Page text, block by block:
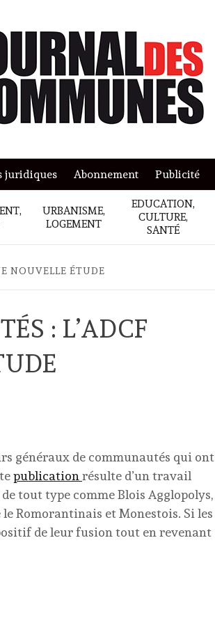
juridiques Abonnement Publicité
URBANISME,
LOGEMENT
EDUCATION,
CULTURE,
SANTÉ
NOUVELLE ÉTUDE
: L’ADCF
généraux de communautés qui ont
publication résulte d’un travail
tout type comme Blois Agglopolys,
Romorantinais et Monestois. Si les
de leur fusion tout en revenant